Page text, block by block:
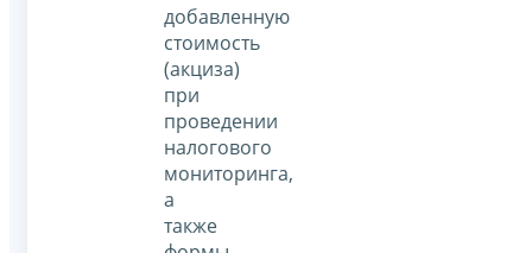
добавленную
стоимость
(акциза)
при
проведении
налогового
мониторинга,
а
также